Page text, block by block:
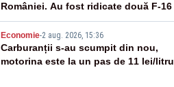
României. Au fost ridicate două F-16
Economie-2 aug. 2026, 15:36
Carburanții s-au scumpit din nou,
motorina este la un pas de 11 lei/litru